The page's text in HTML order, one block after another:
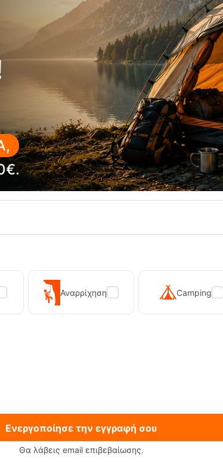
Εσωτερικό πέλμα:Lite 2,
Lasting board:Asoflex 00
Βάρος:653 g (1/2 ζεύγος,
Κατασκευή:Made in
Αντικατάσταση σόλας:Το
Περιβαλλοντική
Γιατί να το επιλέξεις
Απόλυτη προστασία και
καπάκι δακτύλου
Αναρρίχηση Camping
Ενεργοποίησε την εγγραφή σου
Θα λάβεις email επιβεβαίωσης.